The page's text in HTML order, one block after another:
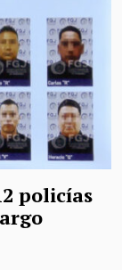
policías